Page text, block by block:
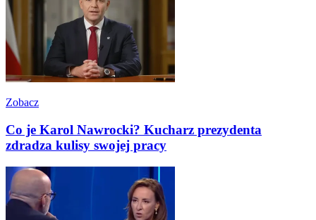
Zobacz
Co je Karol Nawrocki? Kucharz prezydenta
zdradza kulisy swojej pracy